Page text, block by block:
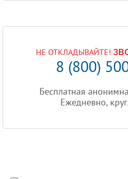
НЕ ОТКЛАДЫВАЙТЕ!
8 (800)
Бесплатная
Ежедневно,